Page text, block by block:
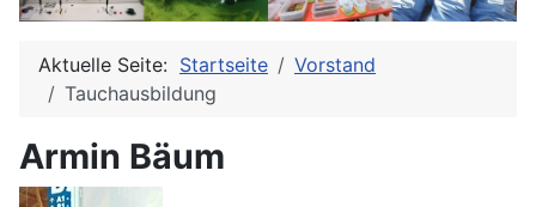
Aktuelle Seite: Startseite
Vorstand
Tauchausbildung
Armin Bäum